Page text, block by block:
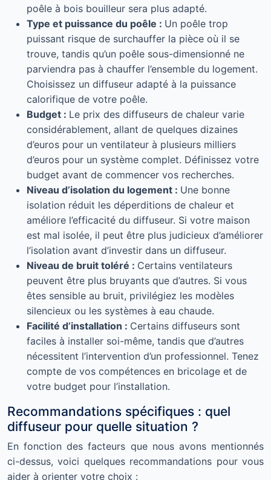
poêle à bois bouilleur sera plus adapté.
Type et puissance du poêle : Un poêle trop
puissant risque de surchauffer la pièce où il se
trouve, tandis qu’un poêle sous-dimensionné ne
parviendra pas à chauffer l’ensemble du logement.
Choisissez un diffuseur adapté à la puissance
calorifique de votre poêle.
Budget : Le prix des diffuseurs de chaleur varie
considérablement, allant de quelques dizaines
d’euros pour un ventilateur à plusieurs milliers
d’euros pour un système complet. Définissez votre
budget avant de commencer vos recherches.
Niveau d’isolation du logement : Une bonne
isolation réduit les déperditions de chaleur et
améliore l’efficacité du diffuseur. Si votre maison
est mal isolée, il peut être plus judicieux d’améliorer
l’isolation avant d’investir dans un diffuseur.
Niveau de bruit toléré : Certains ventilateurs
peuvent être plus bruyants que d’autres. Si vous
êtes sensible au bruit, privilégiez les modèles
silencieux ou les systèmes à eau chaude.
Facilité d’installation : Certains diffuseurs sont
faciles à installer soi-même, tandis que d’autres
nécessitent l’intervention d’un professionnel. Tenez
compte de vos compétences en bricolage et de
votre budget pour l’installation.
Recommandations spécifiques : quel
diffuseur pour quelle situation ?
En fonction des facteurs que nous avons mentionnés
ci-dessus, voici quelques recommandations pour vous
aider à orienter votre choix :